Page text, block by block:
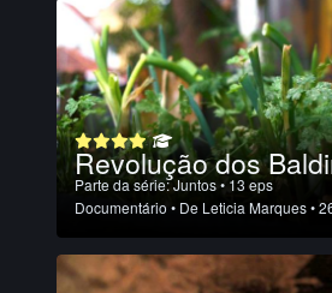
Revolução dos
Parte da série:Juntos• 13 eps
Documentário • De Leticia Marques•